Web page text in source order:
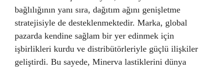
bağlılığının yanı sıra, dağıtım ağını genişletme
stratejisiyle de desteklenmektedir. Marka, global
pazarda kendine sağlam bir yer edinmek için
işbirlikleri kurdu ve distribütörleriyle güçlü ilişkiler
geliştirdi. Bu sayede, Minerva lastiklerini dünya